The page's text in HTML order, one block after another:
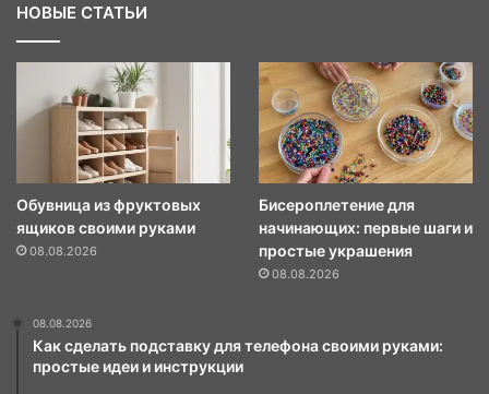
НОВЫЕ СТАТЬИ
Обувница из фруктовых
ящиков своими руками
08.08.2026
Бисероплетение для
начинающих: первые шаги и
простые украшения
08.08.2026
08.08.2026
Как сделать подставку для телефона своими руками:
простые идеи и инструкции